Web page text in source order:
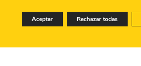
Horario de atención al cliente
Aceptar Rechazar todas